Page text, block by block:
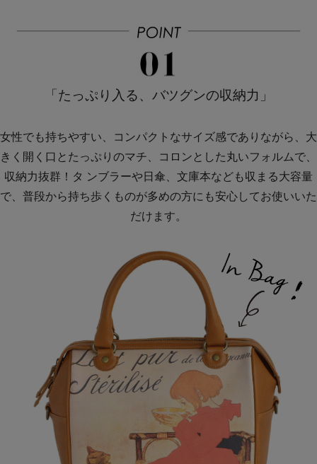
「たっぷり入る、バツグンの収納力」
女性でも持ちやすい、コンパクトなサイズ感でありながら、大
きく開く口とたっぷりのマチ、コロンとした丸いフォルムで、
収納力抜群！タ ンブラーや日傘、文庫本なども収まる大容量
で、普段から持ち歩くものが多めの方にも安心してお使いいた
だけます。